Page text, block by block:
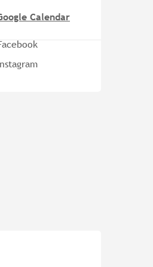
Calendar